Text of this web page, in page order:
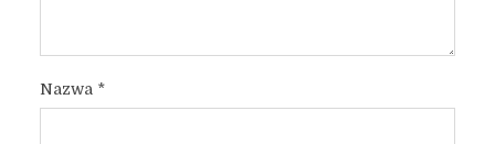
Nazwa *